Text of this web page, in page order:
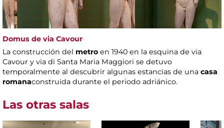
Domus de via Cavour
La construcción del metro en 1940 en la esquina de via
Cavour y via di Santa Maria Maggiori se detuvo
temporalmente al descubrir algunas estancias de una casa
romanaconstruida durante el periodo adriánico.
Las otras salas